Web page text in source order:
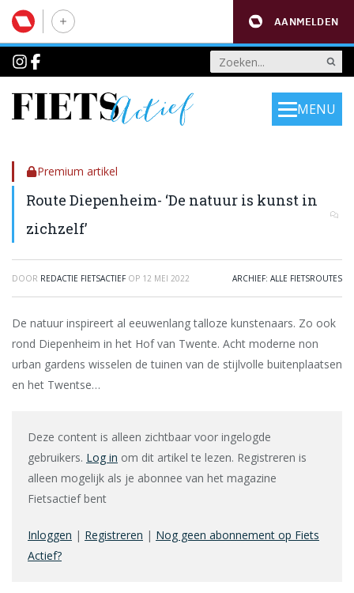
AANMELDEN
MENU
Premium artikel
Route Diepenheim- ‘De natuur is kunst in
zichzelf’
DOOR REDACTIE FIETSACTIEF OP 12 MEI 2022 ARCHIEF: ALLE FIETSROUTES
De natuur inspireert al eeuwenlang talloze kunstenaars. Zo ook
rond Diepenheim in het Hof van Twente. Acht moderne non
urban gardens wisselen de tuinen van de stijlvolle buitenplaatsen
en het Twentse…
Deze content is alleen zichtbaar voor ingelogde
gebruikers. Log in om dit artikel te lezen. Registreren is
alleen mogelijk als je abonnee van het magazine
Fietsactief bent
Inloggen | Registreren | Nog geen abonnement op Fiets
Actief?